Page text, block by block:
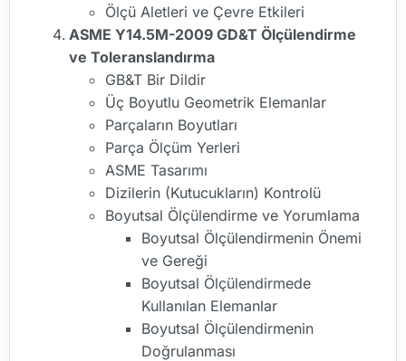
Ölçü Aletleri ve Çevre Etkileri
ASME Y14.5M-2009 GD&T Ölçülendirme
ve Toleranslandırma
GB&T Bir Dildir
Üç Boyutlu Geometrik Elemanlar
Parçaların Boyutları
Parça Ölçüm Yerleri
ASME Tasarımı
Dizilerin (Kutucukların) Kontrolü
Boyutsal Ölçülendirme ve Yorumlama
Boyutsal Ölçülendirmenin Önemi
ve Gereği
Boyutsal Ölçülendirmede
Kullanılan Elemanlar
Boyutsal Ölçülendirmenin
Doğrulanması